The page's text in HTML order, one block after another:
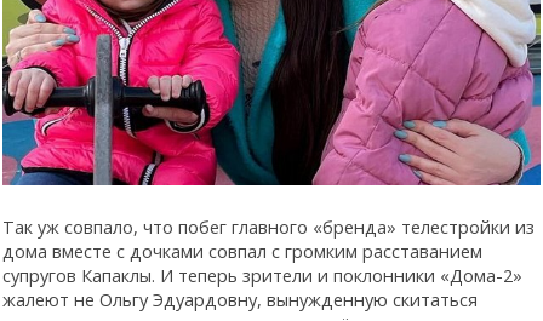
Так уж совпало, что побег главного «бренда» телестройки из
дома вместе с дочками совпал с громким расставанием
супругов Капаклы. И теперь зрители и поклонники «Дома-2»
жалеют не Ольгу Эдуардовну, вынужденную скитаться